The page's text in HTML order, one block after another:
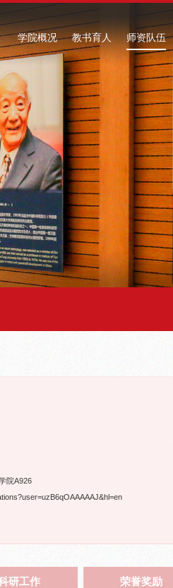
学院概况 教书育人 师资队伍
院A926
研工作 荣誉奖励